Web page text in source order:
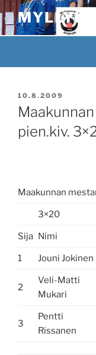
Siirry
sisältöön
JULKAISTU
10.8.2009
pien.kiv.
Maakunnan
3×20
Sija Nimi
1 Jouni Jokinen
2
Veli-Matti
Mukari
3
Pentti
Rissanen